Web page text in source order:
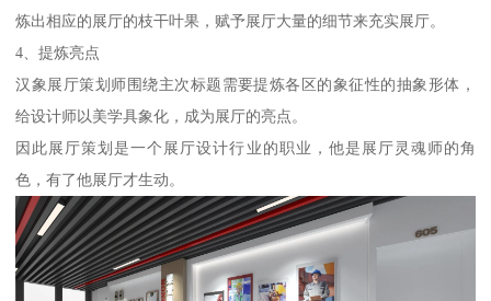
炼出相应的展厅的枝干叶果，赋予展厅大量的细节来充实展厅。
4、提炼亮点
汉象展厅策划师围绕主次标题需要提炼各区的象征性的抽象形体，
给设计师以美学具象化，成为展厅的亮点。
因此展厅策划是一个展厅设计行业的职业，他是展厅灵魂师的角
色，有了他展厅才生动。